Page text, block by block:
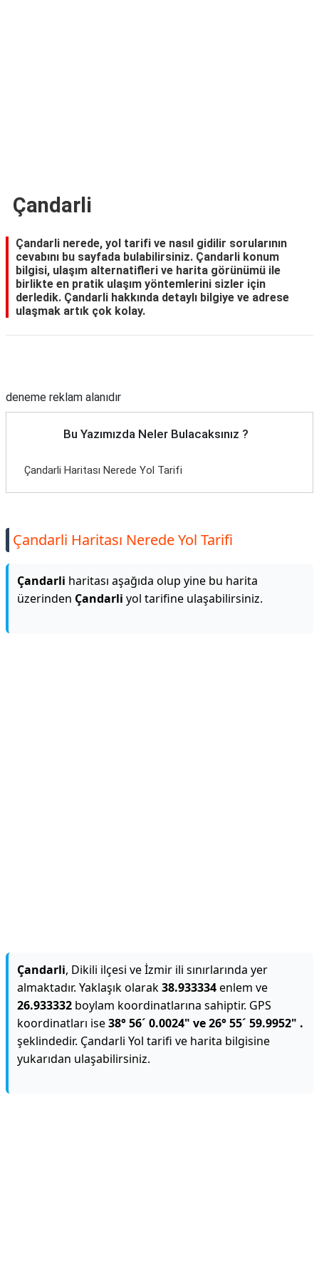
Çandarli
Çandarli nerede, yol tarifi ve nasıl gidilir sorularının
cevabını bu sayfada bulabilirsiniz. Çandarli konum
bilgisi, ulaşım alternatifleri ve harita görünümü ile
birlikte en pratik ulaşım yöntemlerini sizler için
derledik. Çandarli hakkında detaylı bilgiye ve adrese
ulaşmak artık çok kolay.
deneme reklam alanıdır
Bu Yazımızda Neler Bulacaksınız ?
Çandarli Haritası Nerede Yol Tarifi
Çandarli Haritası Nerede Yol Tarifi
Çandarli haritası aşağıda olup yine bu harita
üzerinden Çandarli yol tarifine ulaşabilirsiniz.
Çandarli, Dikili ilçesi ve İzmir ili sınırlarında yer
almaktadır. Yaklaşık olarak38.933334enlem ve
26.933332 boylam koordinatlarına sahiptir. GPS
koordinatları ise38° 56´ 0.0024" ve 26° 55´ 59.9952" .
şeklindedir. Çandarli Yol tarifi ve harita bilgisine
yukarıdan ulaşabilirsiniz.